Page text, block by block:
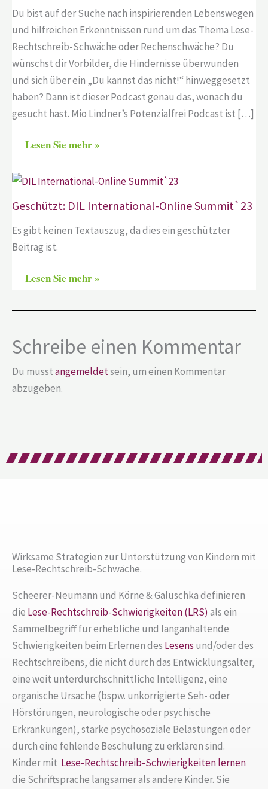
Du bist auf der Suche nach inspirierenden Lebenswegen
und hilfreichen Erkenntnissen rund um das Thema Lese-
Rechtschreib-Schwäche oder Rechenschwäche? Du
wünschst dir Vorbilder, die Hindernisse überwunden
und sich über ein „Du kannst das nicht!“ hinweggesetzt
haben? Dann ist dieser Podcast genau das, wonach du
gesucht hast. Mio Lindner’s Potenzialfrei Podcast ist […]
Lesen Sie mehr »
Geschützt: DIL International-Online Summit`23
Es gibt keinen Textauszug, da dies ein geschützter
Beitrag ist.
Lesen Sie mehr »
Schreibe einen Kommentar
Du musstangemeldetsein, um einen Kommentar
abzugeben.
Wirksame Strategien zur Unterstützung von Kindern mit
Lese-Rechtschreib-Schwäche.
Scheerer-Neumann und Körne & Galuschka definieren
die Lese-Rechtschreib-Schwierigkeiten (LRS) als ein
Sammelbegriff für erhebliche und langanhaltende
Schwierigkeiten beim Erlernen des Lesens und/oder des
Rechtschreibens, die nicht durch das Entwicklungsalter,
eine weit unterdurchschnittliche Intelligenz, eine
organische Ursache (bspw. unkorrigierte Seh- oder
Hörstörungen, neurologische oder psychische
Erkrankungen), starke psychosoziale Belastungen oder
durch eine fehlende Beschulung zu erklären sind.
Kinder mit Lese-Rechtschreib-Schwierigkeitenlernen
die Schriftsprache langsamer als andere Kinder. Sie